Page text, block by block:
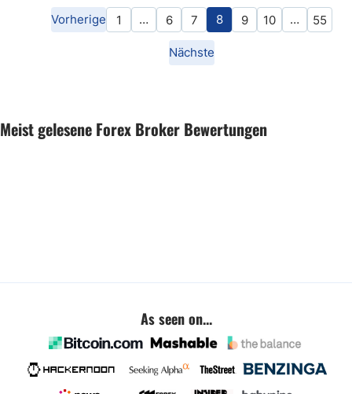
Vorherige 1 … 6 7 8 9 10 … 55
Nächste
Meist gelesene Forex Broker Bewertungen
As seen on...